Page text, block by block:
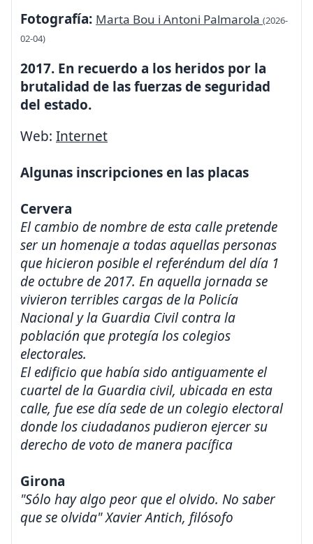
Fotografía: Marta Bou i Antoni Palmarola (2026-
02-04)
2017. En recuerdo a los heridos por la
brutalidad de las fuerzas de seguridad
del estado.
Web: Internet
Algunas inscripciones en las placas
Cervera
El cambio de nombre de esta calle pretende
ser un homenaje a todas aquellas personas
que hicieron posible el referéndum del día 1
de octubre de 2017. En aquella jornada se
vivieron terribles cargas de la Policía
Nacional y la Guardia Civil contra la
población que protegía los colegios
electorales.
El edificio que había sido antiguamente el
cuartel de la Guardia civil, ubicada en esta
calle, fue ese día sede de un colegio electoral
donde los ciudadanos pudieron ejercer su
derecho de voto de manera pacífica
Girona
"Sólo hay algo peor que el olvido. No saber
que se olvida" Xavier Antich, filósofo